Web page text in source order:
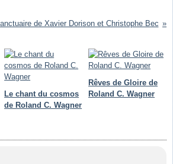
de Xavier Dorison et Christophe Bec
Le chant du cosmos
de Roland C. Wagner
Rêves de Gloire de
Roland C. Wagner